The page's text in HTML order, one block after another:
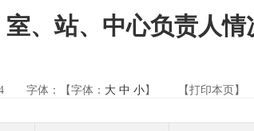
、站、中心负责人情
字体：【字体： 大 中 小】 【打印本页】